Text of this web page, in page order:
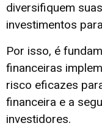
diversifiquem
investimentos
Por isso, é
financeiras
risco eficazes
financeira e a
investidores.